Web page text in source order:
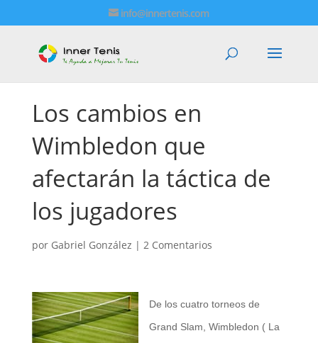
info@innertenis.com
Los cambios en
Wimbledon que
afectarán la táctica de
los jugadores
por Gabriel González | 2 Comentarios
De los cuatro torneos de
Grand Slam, Wimbledon ( La